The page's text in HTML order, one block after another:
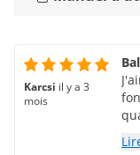
Karcsi il y a 3
mois